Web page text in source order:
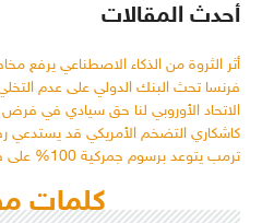
أحدث المقالات
أثر الثروة من الذكاء الاصطناعي يرفع
فرنسا تحث البنك الدولي على عدم
الاتحاد الأوروبي لنا حق سيادي في فرض
كاشكاري التضخم الأمريكي قد يستدعي
ترمب يتوعد برسوم جمركية 100% على فارضي الضرائب الرقمية
كلمات